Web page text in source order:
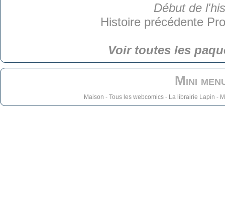
Début de
Histoire précédente
Voir toutes les
Mini
Maison - Tous les webcomics- La librairie Lapin -